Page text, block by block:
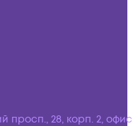
просп., 28, корп. 2,